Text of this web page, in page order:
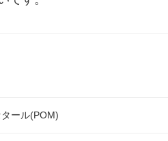
ール(POM)